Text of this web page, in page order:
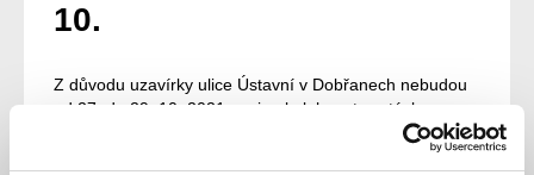
10.
Z důvodu uzavírky ulice Ústavní v Dobřanech nebudou
od 27. do 29. 10. 2021 spoje obsluhovat zastávku
Dobřany, léčebna. Cestující mohou náhradou využít
zastávku Dobřany, Lidový dům. Zastávka Dobřany,